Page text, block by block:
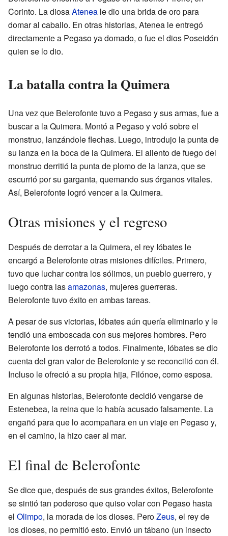
Corinto. La diosaAtenea le dio una brida de oro para
domar al caballo. En otras historias, Atenea le entregó
directamente a Pegaso ya domado, o fue el dios Poseidón
quien se lo dio.
La batalla contra la Quimera
Una vez que Belerofonte tuvo a Pegaso y sus armas, fue a
buscar a la Quimera. Montó a Pegaso y voló sobre el
monstruo, lanzándole flechas. Luego, introdujo la punta de
su lanza en la boca de la Quimera. El aliento de fuego del
monstruo derritió la punta de plomo de la lanza, que se
escurrió por su garganta, quemando sus órganos vitales.
Así, Belerofonte logró vencer a la Quimera.
Otras misiones y el regreso
Después de derrotar a la Quimera, el rey Ióbates le
encargó a Belerofonte otras misiones difíciles. Primero,
tuvo que luchar contra los sólimos, un pueblo guerrero, y
luego contra lasamazonas, mujeres guerreras.
Belerofonte tuvo éxito en ambas tareas.
A pesar de sus victorias, Ióbates aún quería eliminarlo y le
tendió una emboscada con sus mejores hombres. Pero
Belerofonte los derrotó a todos. Finalmente, Ióbates se dio
cuenta del gran valor de Belerofonte y se reconcilió con él.
Incluso le ofreció a su propia hija, Filónoe, como esposa.
En algunas historias, Belerofonte decidió vengarse de
Estenebea, la reina que lo había acusado falsamente. La
engañó para que lo acompañara en un viaje en Pegaso y,
en el camino, la hizo caer al mar.
El final de Belerofonte
Se dice que, después de sus grandes éxitos, Belerofonte
se sintió tan poderoso que quiso volar con Pegaso hasta
el Olimpo, la morada de los dioses. PeroZeus, el rey de
los dioses, no permitió esto. Envió un tábano (un insecto